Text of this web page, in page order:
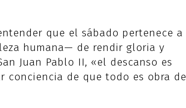
que el sábado pertenece a
humana— de rendir gloria y
Juan Pablo II, «el descanso es
conciencia de que todo es obra de